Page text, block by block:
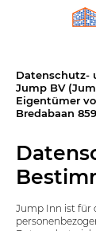
Datenschutz-
Jump BV
Eigentümer
Bredabaan
Jump Inn ist für